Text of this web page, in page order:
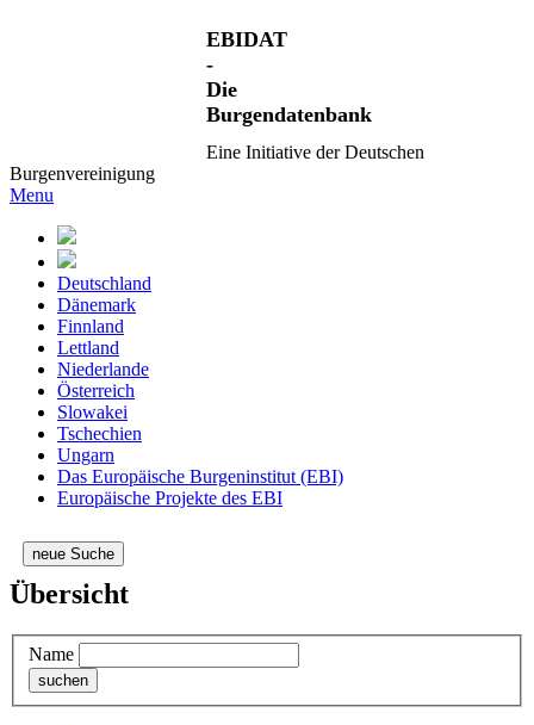
EBIDAT
-
Die
Burgendatenbank
Eine Initiative der Deutschen
Burgenvereinigung
Menu
Deutschland
Dänemark
Finnland
Lettland
Niederlande
Österreich
Slowakei
Tschechien
Ungarn
Das Europäische Burgeninstitut (EBI)
Europäische Projekte des EBI
neue Suche
Übersicht
Name